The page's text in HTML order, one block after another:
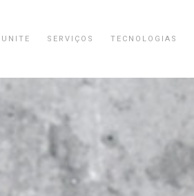
UNITE SERVIÇOS TECNOLOGIAS